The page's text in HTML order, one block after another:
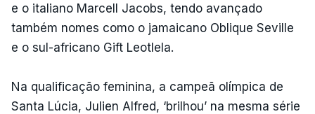
e o italiano Marcell Jacobs, tendo avançado
também nomes como o jamaicano Oblique Seville
e o sul-africano Gift Leotlela.
Na qualificação feminina, a campeã olímpica de
Santa Lúcia, Julien Alfred, ‘brilhou’ na mesma série